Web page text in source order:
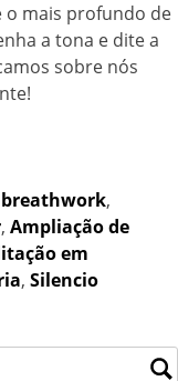
o mais profundo de
a tona e dite a
sobre nós
,
, Ampliação de
em
, Silencio